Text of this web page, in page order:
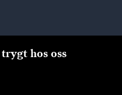
hos oss